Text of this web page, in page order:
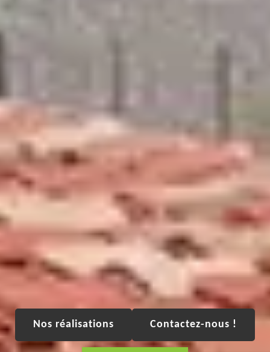
Nos réalisations Contactez-nous !